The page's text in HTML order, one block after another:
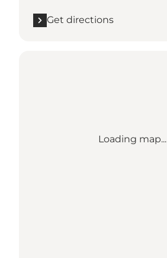
Get directions
Loading map...